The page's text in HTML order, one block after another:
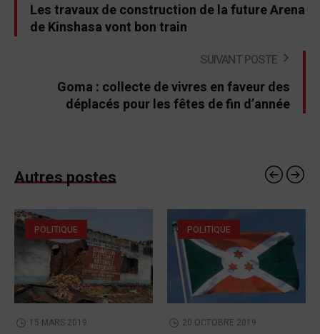
Les travaux de construction de la future Arena
de Kinshasa vont bon train
SUIVANT POSTE
Goma : collecte de vivres en faveur des
déplacés pour les fêtes de fin d’année
Autres postes
POLITIQUE
15 MARS 2019
POLITIQUE
20 OCTOBRE 2019